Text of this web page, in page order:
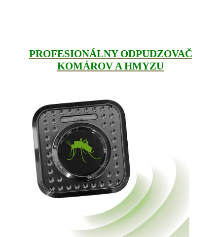
PROFESIONÁLNY ODPUDZOVAČ
KOMÁROV A HMYZU